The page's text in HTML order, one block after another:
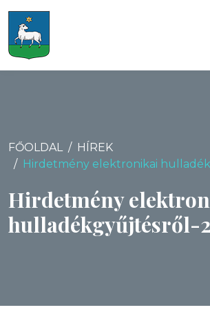
FŐOLDAL
HÍREK
Hirdetmény elektronikai
Hirdetmény
hulladékgyűjtésről-